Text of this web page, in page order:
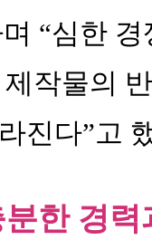
“심한
작물의
진다”고
한 경